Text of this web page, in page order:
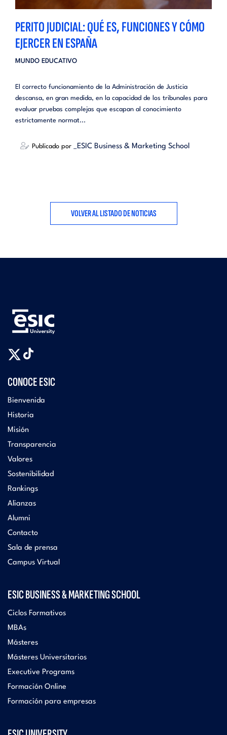
PERITO JUDICIAL: QUÉ ES, FUNCIONES Y CÓMO
EJERCER EN ESPAÑA
MUNDO EDUCATIVO
El correcto funcionamiento de la Administración de Justicia
descansa, en gran medida, en la capacidad de los tribunales para
evaluar pruebas complejas que escapan al conocimiento
estrictamente normat...
Publicado por _ESIC Business & Marketing School
VOLVER AL LISTADO DE NOTICIAS
CONOCE ESIC
Bienvenida
Historia
Misión
Transparencia
Valores
Sostenibilidad
Rankings
Alianzas
Alumni
Contacto
Sala de prensa
Campus Virtual
ESIC BUSINESS & MARKETING SCHOOL
Ciclos Formativos
MBAs
Másteres
Másteres Universitarios
Executive Programs
Formación Online
Formación para empresas